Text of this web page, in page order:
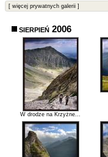
[ więcej prywatnych galerii ]
sierpień 2006
W drodze na Krzyżne...